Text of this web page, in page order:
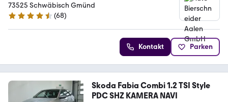
73525 Schwäbisch Gmünd
4.4 Sterne
(68)
Kontakt Parken
Skoda Fabia Combi 1.2 TSI Style
PDC SHZ KAMERA NAVI